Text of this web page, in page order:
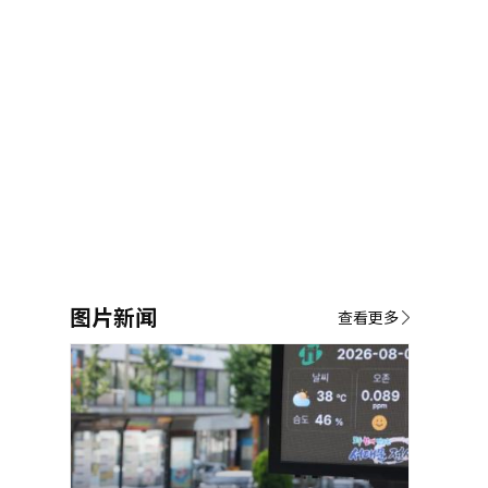
图片新闻 查看更多